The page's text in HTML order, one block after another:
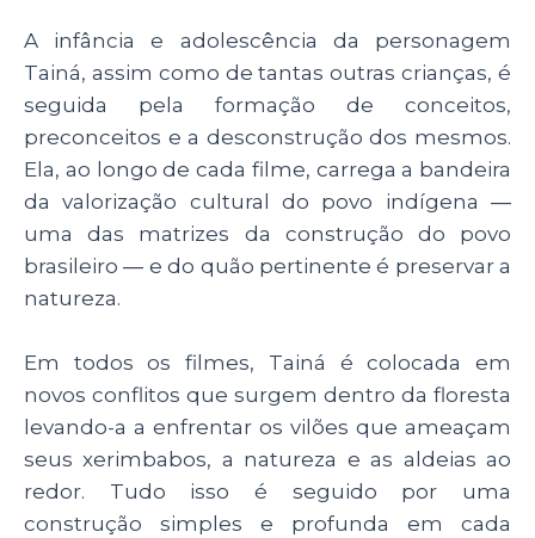
A infância e adolescência da personagem
Tainá, assim como de tantas outras crianças, é
seguida pela formação de conceitos,
preconceitos e a desconstrução dos mesmos.
Ela, ao longo de cada filme, carrega a bandeira
da valorização cultural do povo indígena ―
uma das matrizes da construção do povo
brasileiro ― e do quão pertinente é preservar a
natureza.
Em todos os filmes, Tainá é colocada em
novos conflitos que surgem dentro da floresta
levando-a a enfrentar os vilões que ameaçam
seus xerimbabos, a natureza e as aldeias ao
redor. Tudo isso é seguido por uma
construção simples e profunda em cada